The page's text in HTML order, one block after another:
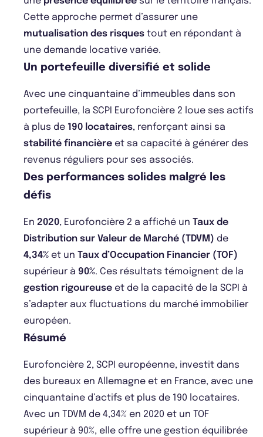
Cette approche permet d’assurer une
mutualisation des risques tout en répondant à
une demande locative variée.
Un portefeuille diversifié et solide
Avec une cinquantaine d’immeubles dans son
portefeuille, la SCPI Eurofoncière 2 loue ses actifs
à plus de 190 locataires, renforçant ainsi sa
stabilité financière et sa capacité à générer des
revenus réguliers pour ses associés.
Des performances solides malgré les
défis
En 2020, Eurofoncière 2 a affiché un Taux de
Distribution sur Valeur de Marché (TDVM) de
4,34% et un Taux d’Occupation Financier (TOF)
supérieur à 90%. Ces résultats témoignent de la
gestion rigoureuse et de la capacité de la SCPI à
s’adapter aux fluctuations du marché immobilier
européen.
Résumé
Eurofoncière 2, SCPI européenne, investit dans
des bureaux en Allemagne et en France, avec une
cinquantaine d’actifs et plus de 190 locataires.
Avec un TDVM de 4,34% en 2020 et un TOF
supérieur à 90%, elle offre une gestion équilibrée